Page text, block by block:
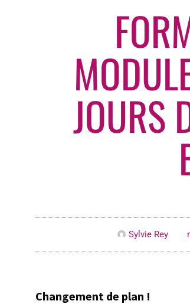
JOURS
Sylvie Rey
Changement de plan !